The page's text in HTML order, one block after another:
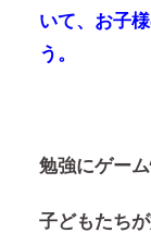
いて、お子
う。
勉強にゲー
子どもたち